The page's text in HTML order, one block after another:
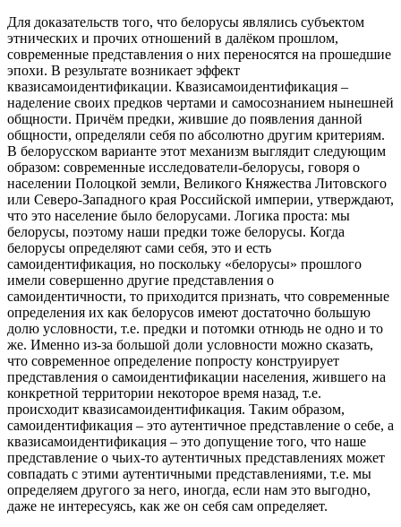
Для доказательств того, что белорусы являлись субъектом
этнических и прочих отношений в далёком прошлом,
современные представления о них переносятся на прошедшие
эпохи. В результате возникает эффект
квазисамоидентификации. Квазисамоидентификация –
наделение своих предков чертами и самосознанием нынешней
общности. Причём предки, жившие до появления данной
общности, определяли себя по абсолютно другим критериям.
В белорусском варианте этот механизм выглядит следующим
образом: современные исследователи-белорусы, говоря о
населении Полоцкой земли, Великого Княжества Литовского
или Северо-Западного края Российской империи, утверждают,
что это население было белорусами. Логика проста: мы
белорусы, поэтому наши предки тоже белорусы. Когда
белорусы определяют сами себя, это и есть
самоидентификация, но поскольку «белорусы» прошлого
имели совершенно другие представления о
самоидентичности, то приходится признать, что современные
определения их как белорусов имеют достаточно большую
долю условности, т.е. предки и потомки отнюдь не одно и то
же. Именно из-за большой доли условности можно сказать,
что современное определение попросту конструирует
представления о самоидентификации населения, жившего на
конкретной территории некоторое время назад, т.е.
происходит квазисамоидентификация. Таким образом,
самоидентификация – это аутентичное представление о себе, а
квазисамоидентификация – это допущение того, что наше
представление о чьих-то аутентичных представлениях может
совпадать с этими аутентичными представлениями, т.е. мы
определяем другого за него, иногда, если нам это выгодно,
даже не интересуясь, как же он себя сам определяет.